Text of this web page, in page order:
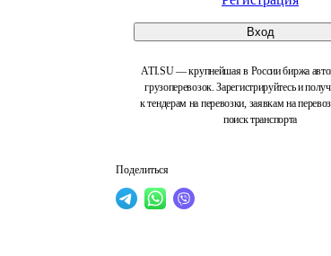
Вход
ATI.SU — крупнейшая в России биржа
грузоперевозок. Зарегистрируйтесь и
к тендерам на перевозки, заявкам на
поиск транспорта
Поделиться